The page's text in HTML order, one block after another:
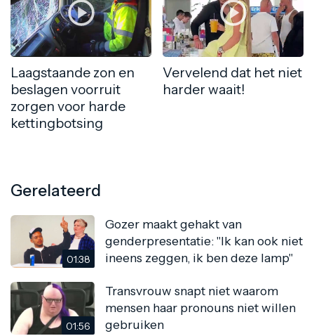
Laagstaande zon en
beslagen voorruit
zorgen voor harde
kettingbotsing
Vervelend dat het niet
harder waait!
Gerelateerd
01:38
Gozer maakt gehakt van
genderpresentatie: "Ik kan ook niet
ineens zeggen, ik ben deze lamp"
01:56
Transvrouw snapt niet waarom
mensen haar pronouns niet willen
gebruiken